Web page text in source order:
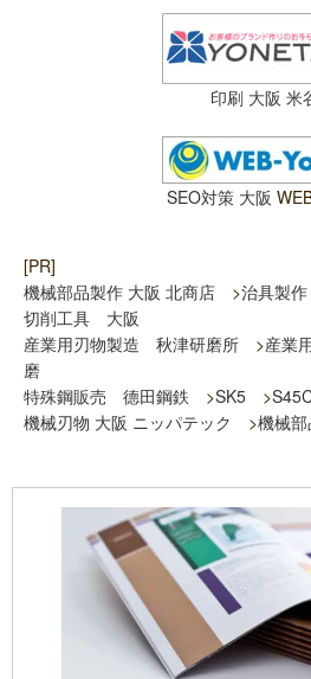
印刷 大阪 米
SEO対策 大阪
[PR]
機械部品製作 大阪 北商店 >治具製
切削工具 大阪
産業用刃物製造 秋津研磨所 >産業
磨
特殊鋼販売 德田鋼鉄 >SK5 >
機械刃物 大阪 ニッパテック >機械部